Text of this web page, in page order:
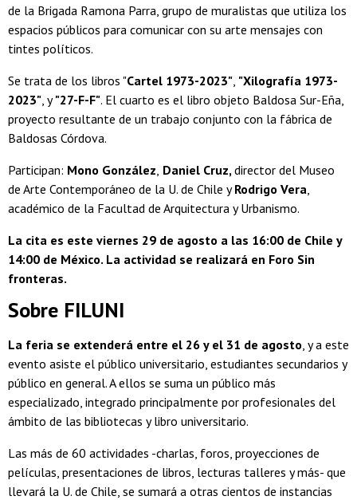
de la Brigada Ramona Parra, grupo de muralistas que utiliza los
espacios públicos para comunicar con su arte mensajes con
tintes políticos.
Se trata de los libros "Cartel 1973-2023" "Xilografía 1973-
2023" , y"27-F-F". El cuarto es el libro objeto Baldosa Sur-Eña,
proyecto resultante de un trabajo conjunto con la fábrica de
Baldosas Córdova.
Participan: Mono González Daniel Cruz, director del Museo
de Arte Contemporáneo de la U. de Chile yRodrigo Vera
académico de la Facultad de Arquitectura y Urbanismo.
La cita es este viernes 29 de agosto a las 16:00 de Chile y
14:00 de México. La actividad se realizará en Foro Sin
fronteras.
Sobre FILUNI
La feria se extenderá entre el 26 y el 31 de agosto , y a este
evento asiste el público universitario, estudiantes secundarios y
público en general. A ellos se suma un público más
especializado, integrado principalmente por profesionales del
ámbito de las bibliotecas y libro universitario.
Las más de 60 actividades -charlas, foros, proyecciones de
películas, presentaciones de libros, lecturas talleres y más- que
llevará la U. de Chile, se sumará a otras cientos de instancias